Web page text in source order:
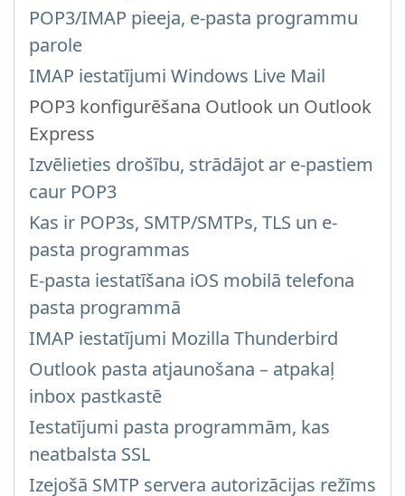
POP3/IMAP pieeja, e-pasta programmu
parole
IMAP iestatījumi Windows Live Mail
POP3 konfigurēšana Outlook un Outlook
Express
Izvēlieties drošību, strādājot ar e-pastiem
caur POP3
Kas ir POP3s, SMTP/SMTPs, TLS un e-
pasta programmas
E-pasta iestatīšana iOS mobilā telefona
pasta programmā
IMAP iestatījumi Mozilla Thunderbird
Outlook pasta atjaunošana – atpakaļ
inbox pastkastē
Iestatījumi pasta programmām, kas
neatbalsta SSL
Izejošā SMTP servera autorizācijas režīms